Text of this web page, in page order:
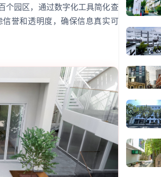
个园区，通过数字化工具简化查
誉和透明度，确保信息真实可